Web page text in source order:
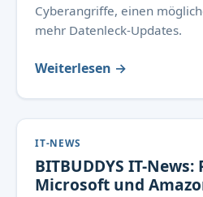
Cyberangriffe, einen
mehr Datenleck-Updates.
Weiterlesen →
IT-NEWS
BITBUDDYS IT-
Microsoft und